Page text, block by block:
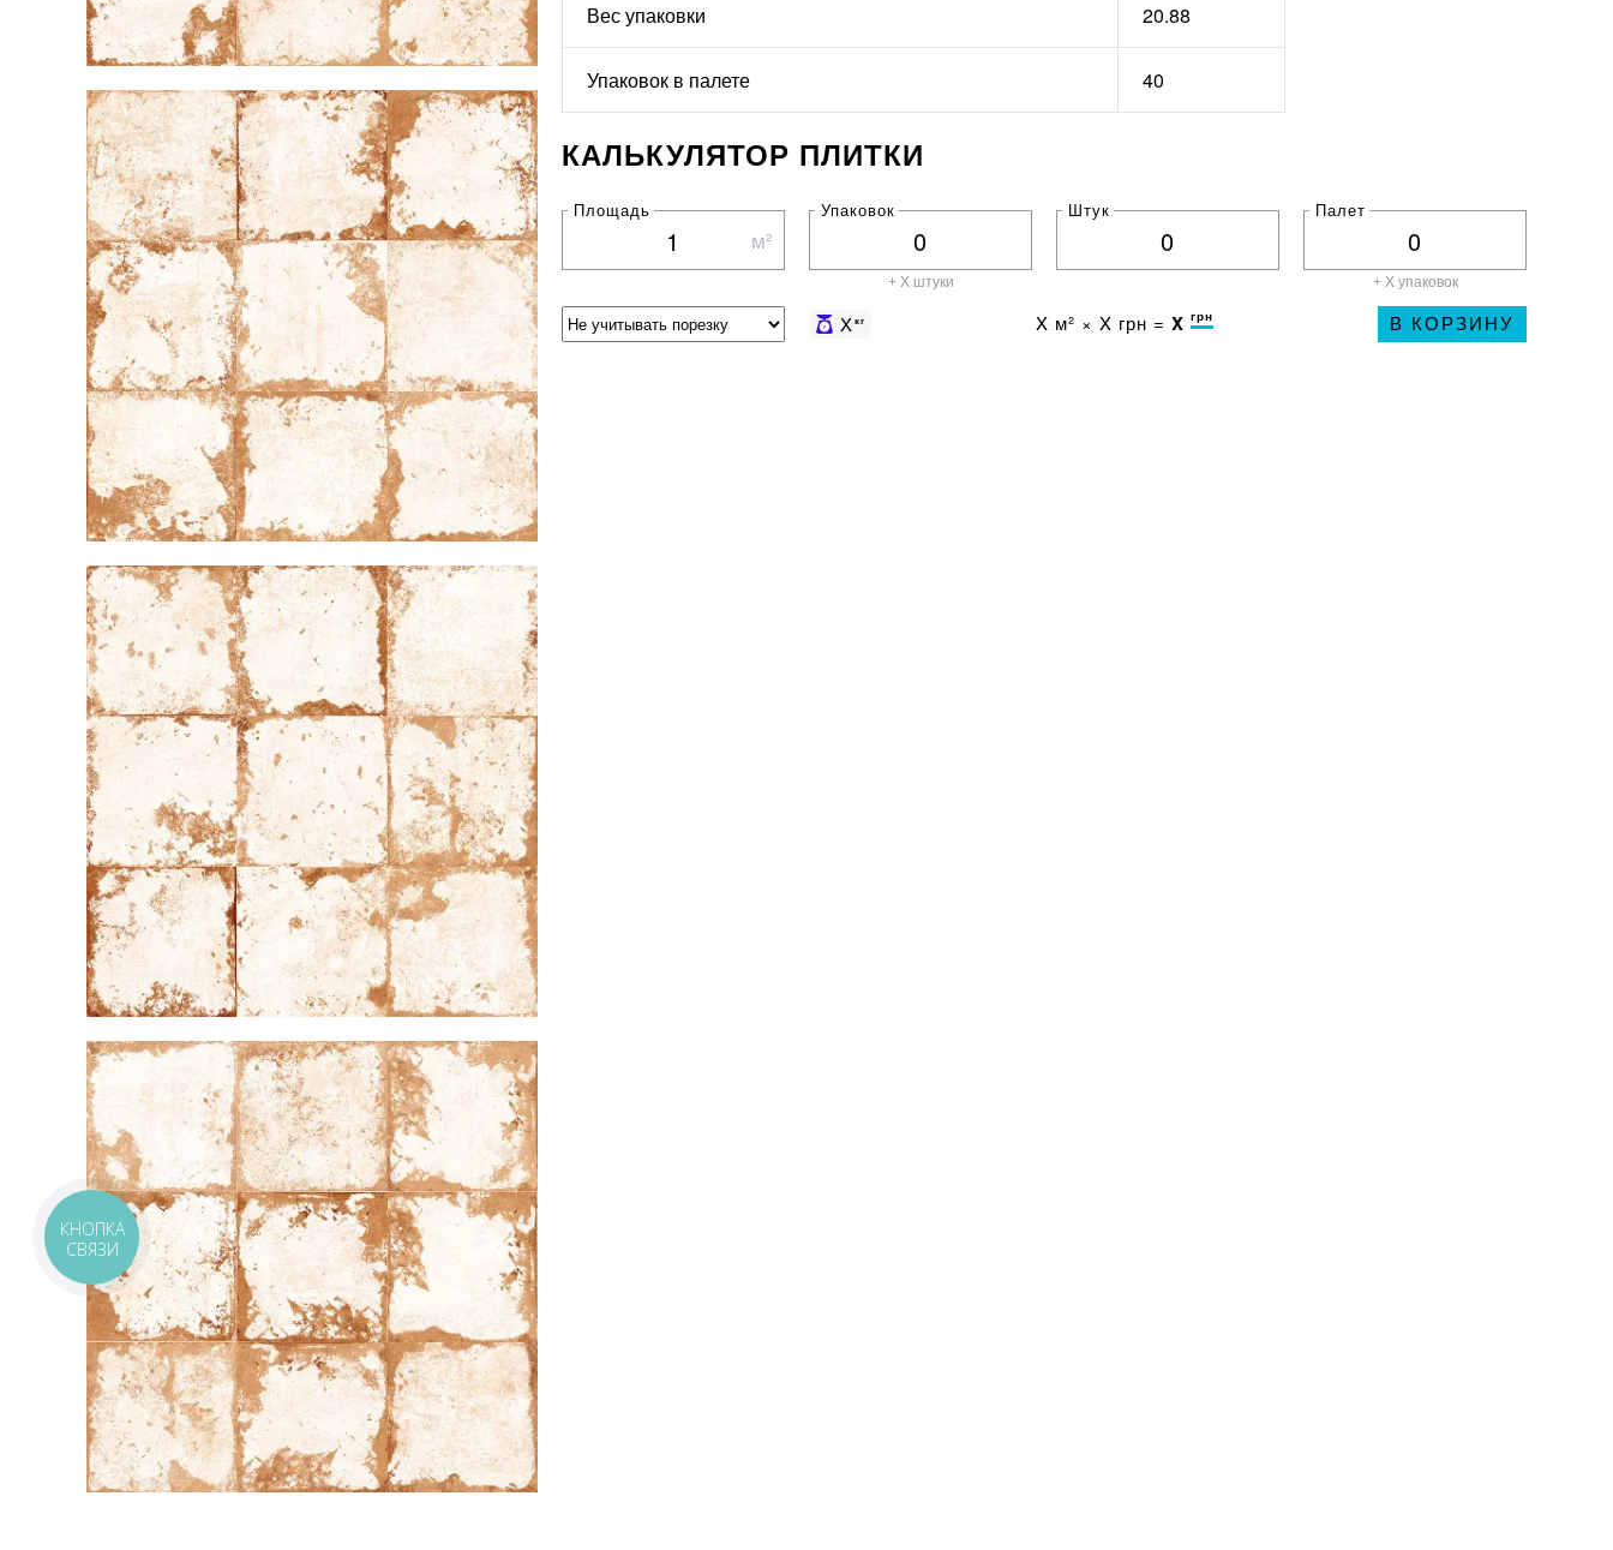
Вес упаковки 20.88
Упаковок в палете 40
КАЛЬКУЛЯТОР ПЛИТКИ
Площадь
м²
Упаковок
+ X штуки
Штук Палет
+ X упаковок
Xкг X м² × X грн = X грн В КОРЗИНУ
КНОПКА
СВЯЗИ